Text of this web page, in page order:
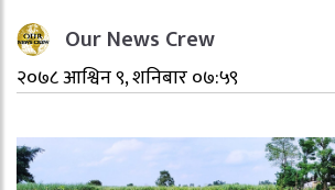
Our News Crew
२०७८ आश्विन ९, शनिबार ०७:५९